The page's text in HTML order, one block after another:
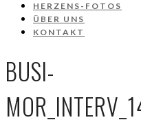
HERZENS-FOTOS
ÜBER UNS
KONTAKT
BUSI-